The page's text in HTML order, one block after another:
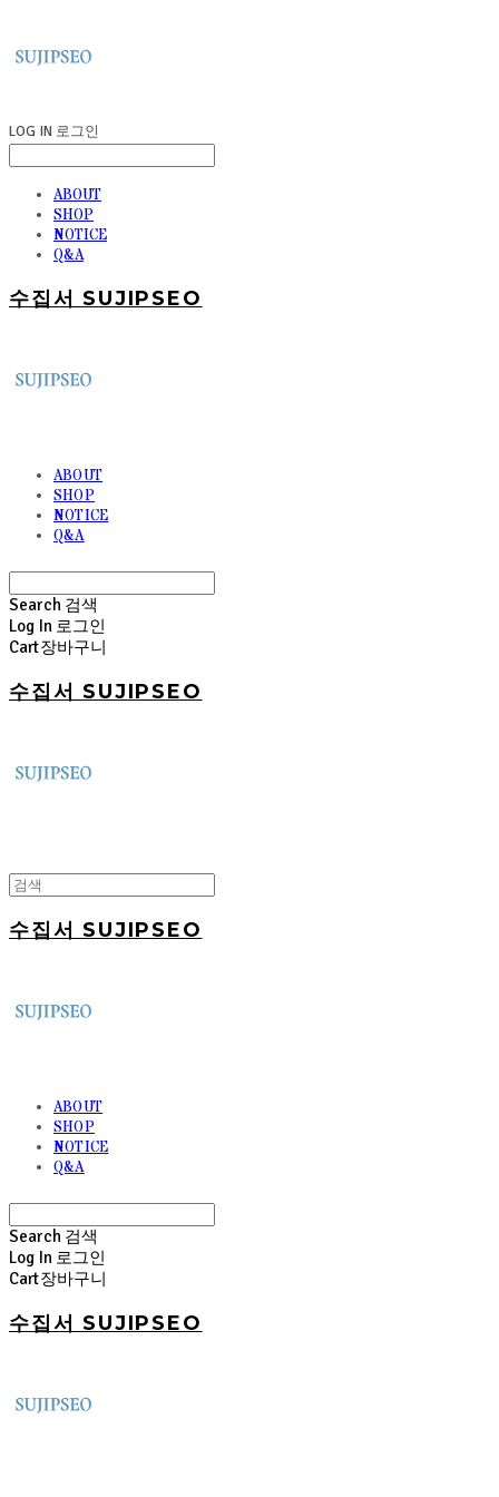
LOG IN 로그인
ABOUT
SHOP
NOTICE
Q&A
수집서 SUJIPSEO
ABOUT
SHOP
NOTICE
Q&A
Search 검색
Log In 로그인
Cart장바구니
수집서 SUJIPSEO
수집서 SUJIPSEO
ABOUT
SHOP
NOTICE
Q&A
Search 검색
Log In 로그인
Cart장바구니
수집서 SUJIPSEO